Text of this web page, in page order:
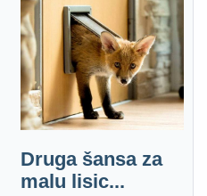
Druga šansa za
malu lisic...